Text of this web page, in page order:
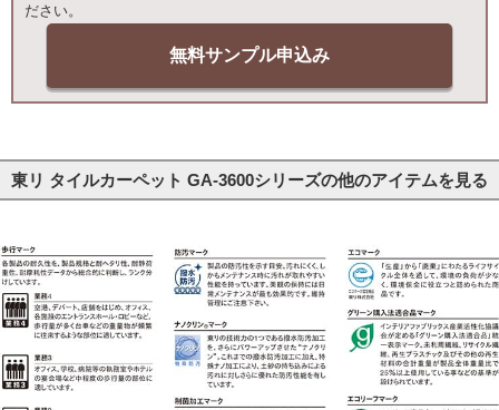
ださい。
無料サンプル申込み
東リ タイルカーペット GA-3600シリーズの他のアイテムを見る